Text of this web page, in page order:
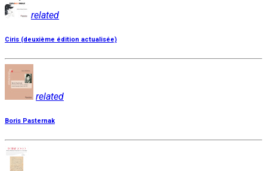
related
Ciris (deuxième édition actualisée)
related
Boris Pasternak